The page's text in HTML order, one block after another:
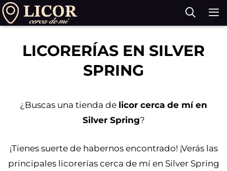
Saltar
al
LICORERÍAS EN SILVER
SPRING
¿Buscas una tienda de licor cerca de mí en
Silver Spring?
¡Tienes suerte de habernos encontrado! ¡Verás las
principales licorerías cerca de mí en Silver Spring